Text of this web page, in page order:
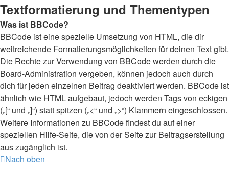
Textformatierung und Thementypen
Was ist BBCode?
BBCode ist eine spezielle Umsetzung von HTML, die dir
weitreichende Formatierungsmöglichkeiten für deinen Text gibt.
Die Rechte zur Verwendung von BBCode werden durch die
Board-Administration vergeben, können jedoch auch durch
dich für jeden einzelnen Beitrag deaktiviert werden. BBCode ist
ähnlich wie HTML aufgebaut, jedoch werden Tags von eckigen
(„[“ und „]“) statt spitzen („<“ und „>“) Klammern eingeschlossen.
Weitere Informationen zu BBCode findest du auf einer
speziellen Hilfe-Seite, die von der Seite zur Beitragserstellung
aus zugänglich ist.
Nach oben